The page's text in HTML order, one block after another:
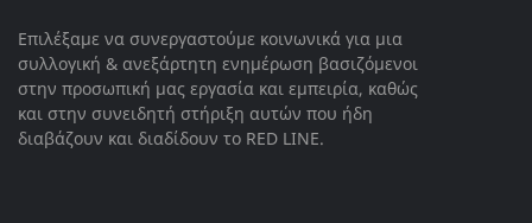
Επιλέξαμε να συνεργαστούμε κοινωνικά για μια
συλλογική & ανεξάρτητη ενημέρωση βασιζόμενοι
στην προσωπική μας εργασία και εμπειρία, καθώς
και στην συνειδητή στήριξη αυτών που ήδη
διαβάζουν και διαδίδουν το RED LINE.